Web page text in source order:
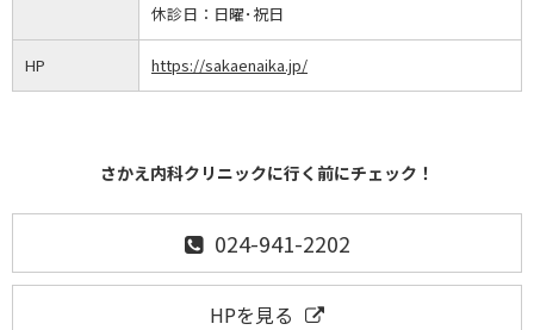
休診日： 日曜･祝日
HP https://sakaenaika.jp/
さかえ内科クリニックに行く前にチェック！
024-941-2202
HPを見る